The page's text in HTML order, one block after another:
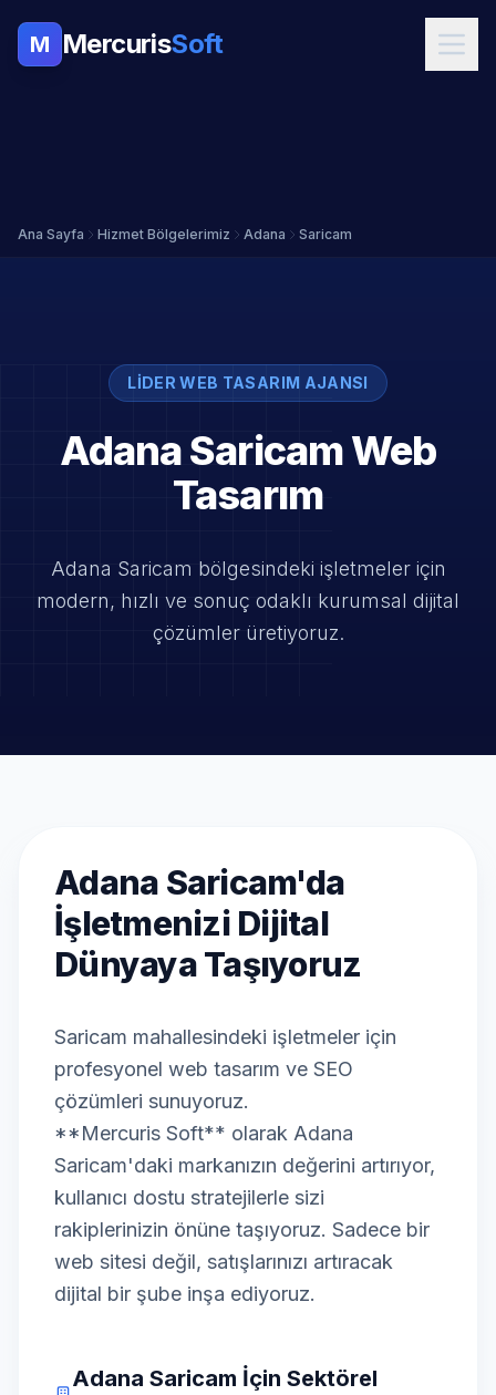
M MercurisSoft
Ana Sayfa Hizmet Bölgelerimiz Adana Saricam
LIDER WEB TASARIM AJANSI
Adana Saricam Web
Tasarım
Adana Saricam bölgesindeki işletmeler için
modern, hızlı ve sonuç odaklı kurumsal dijital
çözümler üretiyoruz.
Adana Saricam'da
İşletmenizi Dijital
Dünyaya Taşıyoruz
Saricam mahallesindeki işletmeler için
profesyonel web tasarım ve SEO
çözümleri sunuyoruz.
**Mercuris Soft** olarak Adana
Saricam'daki markanızın değerini artırıyor,
kullanıcı dostu stratejilerle sizi
rakiplerinizin önüne taşıyoruz. Sadece bir
web sitesi değil, satışlarınızı artıracak
dijital bir şube inşa ediyoruz.
Adana Saricam İçin Sektörel